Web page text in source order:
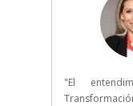
"El